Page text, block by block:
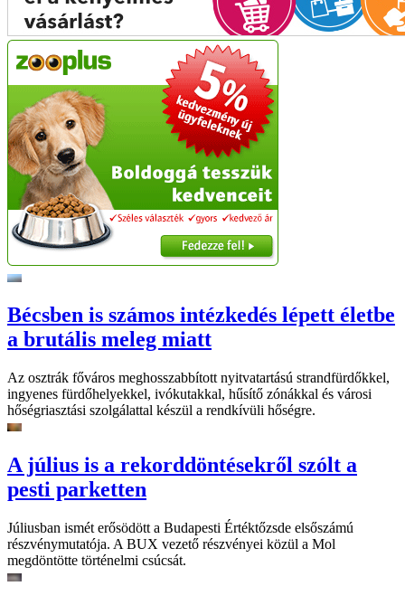
Bécsben is számos intézkedés lépett életbe
a brutális meleg miatt
Az osztrák főváros meghosszabbított nyitvatartású strandfürdőkkel,
ingyenes fürdőhelyekkel, ivókutakkal, hűsítő zónákkal és városi
hőségriasztási szolgálattal készül a rendkívüli hőségre.
A július is a rekorddöntésekről szólt a
pesti parketten
Júliusban ismét erősödött a Budapesti Értéktőzsde elsőszámú
részvénymutatója. A BUX vezető részvényei közül a Mol
megdöntötte történelmi csúcsát.